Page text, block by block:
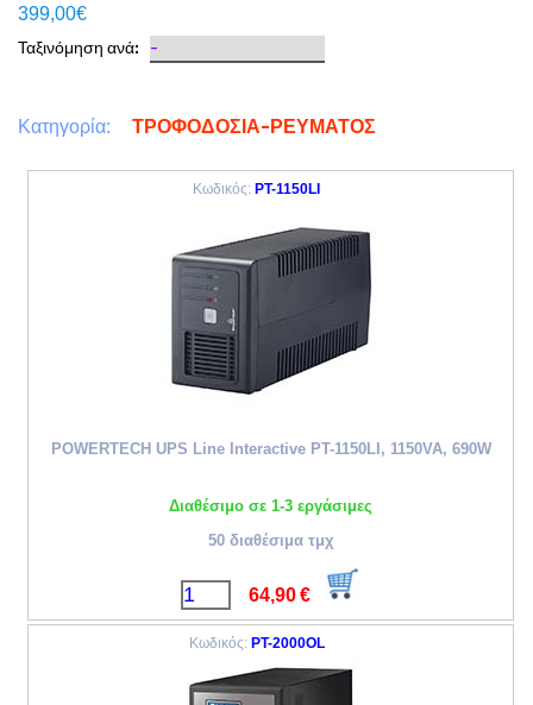
399,00€
Ταξινόμηση ανά:
Κατηγορία: ΤΡΟΦΟΔΟΣΙΑ-ΡΕΥΜΑΤΟΣ
Κωδικός: PT-1150LI
POWERTECH UPS Line Interactive PT-1150LI, 1150VA, 690W
Διαθέσιμο σε 1-3 εργάσιμες
50 διαθέσιμα τμχ
64,90€
Κωδικός: PT-2000OL